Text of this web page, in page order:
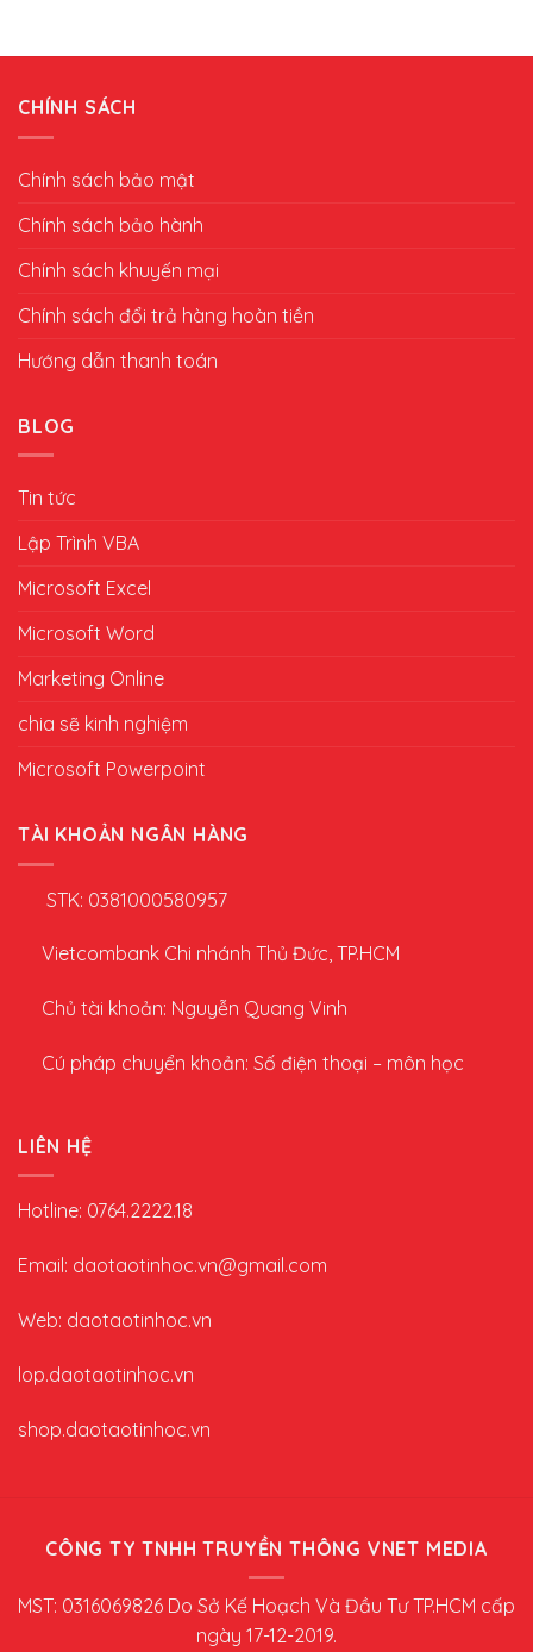
CHÍNH SÁCH
Chính sách bảo mật
Chính sách bảo hành
Chính sách khuyến mại
Chính sách đổi trả hàng hoàn tiền
Hướng dẫn thanh toán
BLOG
Tin tức
Lập Trình VBA
Microsoft Excel
Microsoft Word
Marketing Online
chia sẽ kinh nghiệm
Microsoft Powerpoint
TÀI KHOẢN NGÂN HÀNG
STK: 0381000580957
Vietcombank Chi nhánh Thủ Đức, TP.HCM
Chủ tài khoản: Nguyễn Quang Vinh
Cú pháp chuyển khoản: Số điện thoại – môn học
LIÊN HỆ
Hotline: 0764.2222.18
Email: daotaotinhoc.vn@gmail.com
Web: daotaotinhoc.vn
lop.daotaotinhoc.vn
shop.daotaotinhoc.vn
CÔNG TY TNHH TRUYỀN THÔNG VNET MEDIA
MST: 0316069826 Do Sở Kế Hoạch Và Đầu Tư TP.HCM cấp
ngày 17-12-2019.